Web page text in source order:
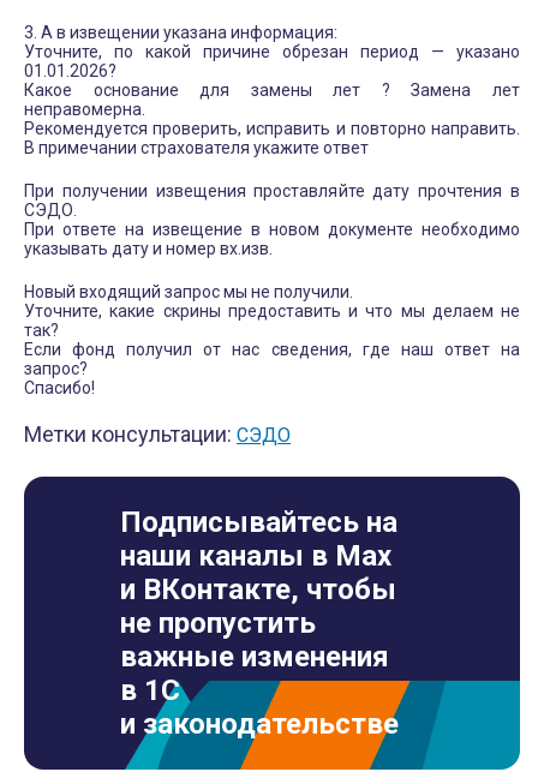
3. А в извещении указана информация:
Уточните, по какой причине обрезан период — указано
01.01.2026?
Какое основание для замены лет ? Замена лет
неправомерна.
Рекомендуется проверить, исправить и повторно направить.
В примечании страхователя укажите ответ
При получении извещения проставляйте дату прочтения в
СЭДО.
При ответе на извещение в новом документе необходимо
указывать дату и номер вх.изв.
Новый входящий запрос мы не получили.
Уточните, какие скрины предоставить и что мы делаем не
так?
Если фонд получил от нас сведения, где наш ответ на
запрос?
Спасибо!
Метки консультации: СЭДО
Подписывайтесь на
наши каналы в Max
и ВКонтакте, чтобы
не пропустить
важные изменения
в 1С
и законодательстве